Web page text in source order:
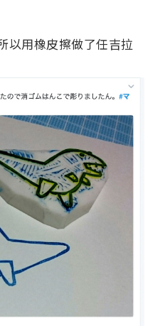
以用橡皮擦做了任吉拉